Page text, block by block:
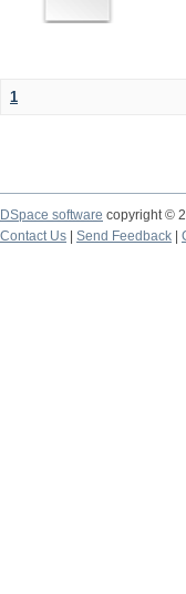
1
DSpace software copyright ©
Contact Us
Send Feedback